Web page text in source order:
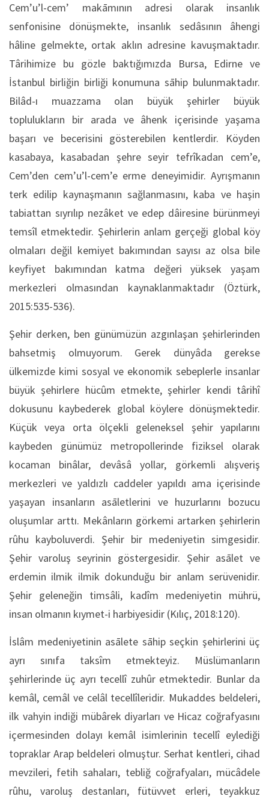
Cem’u’l-cem’ makāmının adresi olarak insanlık
senfonisine dönüşmekte, insanlık sedâsının âhengi
hâline gelmekte, ortak aklın adresine kavuşmaktadır.
Târihimize bu gözle baktığımızda Bursa, Edirne ve
İstanbul birliğin birliği konumuna sāhip bulunmaktadır.
Bilâd-ı muazzama olan büyük şehirler büyük
toplulukların bir arada ve âhenk içerisinde yaşama
başarı ve becerisini gösterebilen kentlerdir. Köyden
kasabaya, kasabadan şehre seyir tefrîkadan cem’e,
Cem’den cem’u’l-cem’e erme deneyimidir. Ayrışmanın
terk edilip kaynaşmanın sağlanmasını, kaba ve haşin
tabiattan sıyrılıp nezâket ve edep dâiresine bürünmeyi
temsîl etmektedir. Şehirlerin anlam gerçeği global köy
olmaları değil kemiyet bakımından sayısı az olsa bile
keyfiyet bakımından katma değeri yüksek yaşam
merkezleri olmasından kaynaklanmaktadır (Öztürk,
2015:535-536).
Şehir derken, ben günümüzün azgınlaşan şehirlerinden
bahsetmiş olmuyorum. Gerek dünyâda gerekse
ülkemizde kimi sosyal ve ekonomik sebeplerle insanlar
büyük şehirlere hücûm etmekte, şehirler kendi târihî
dokusunu kaybederek global köylere dönüşmektedir.
Küçük veya orta ölçekli geleneksel şehir yapılarını
kaybeden günümüz metropollerinde fiziksel olarak
kocaman binâlar, devâsâ yollar, görkemli alışveriş
merkezleri ve yaldızlı caddeler yapıldı ama içerisinde
yaşayan insanların asāletlerini ve huzurlarını bozucu
oluşumlar arttı. Mekânların görkemi artarken şehirlerin
rûhu kayboluverdi. Şehir bir medeniyetin simgesidir.
Şehir varoluş seyrinin göstergesidir. Şehir asālet ve
erdemin ilmik ilmik dokunduğu bir anlam serüvenidir.
Şehir geleneğin timsâli, kadîm medeniyetin mührü,
insan olmanın kıymet-i harbiyesidir (Kılıç, 2018:120).
İslâm medeniyetinin asālete sāhip seçkin şehirlerini üç
ayrı sınıfa taksîm etmekteyiz. Müslümanların
şehirlerinde üç ayrı tecellî zuhûr etmektedir. Bunlar da
kemâl, cemâl ve celâl tecellîleridir. Mukaddes beldeleri,
ilk vahyin indiği mübârek diyarları ve Hicaz coğrafyasını
içermesinden dolayı kemâl isimlerinin tecellî eylediği
topraklar Arap beldeleri olmuştur. Serhat kentleri, cihad
mevzileri, fetih sahaları, tebliğ coğrafyaları, mücâdele
rûhu, varoluş destanları, fütüvvet erleri, teyakkuz